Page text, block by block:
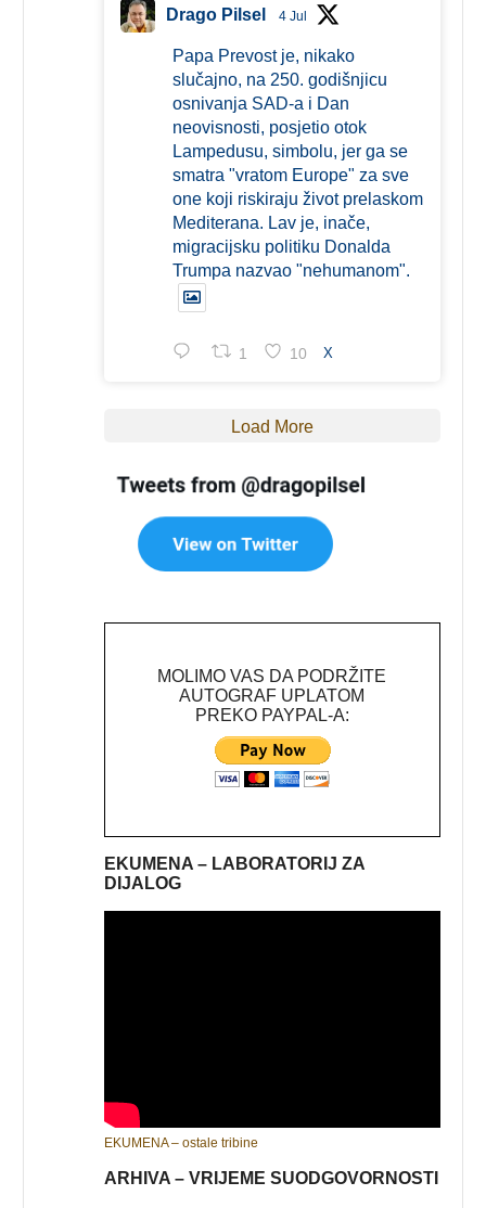
Drago Pilsel 4 Jul
Papa Prevost je, nikako
slučajno, na 250. godišnjicu
osnivanja SAD-a i Dan
neovisnosti, posjetio otok
Lampedusu, simbolu, jer ga se
smatra "vratom Europe" za sve
one koji riskiraju život prelaskom
Mediterana. Lav je, inače,
migracijsku politiku Donalda
Trumpa nazvao "nehumanom".
1 10 X
Load More
MOLIMO VAS DA PODRŽITE
AUTOGRAF UPLATOM
PREKO PAYPAL-A:
EKUMENA – LABORATORIJ ZA
DIJALOG
EKUMENA – ostale tribine
ARHIVA – VRIJEME SUODGOVORNOSTI